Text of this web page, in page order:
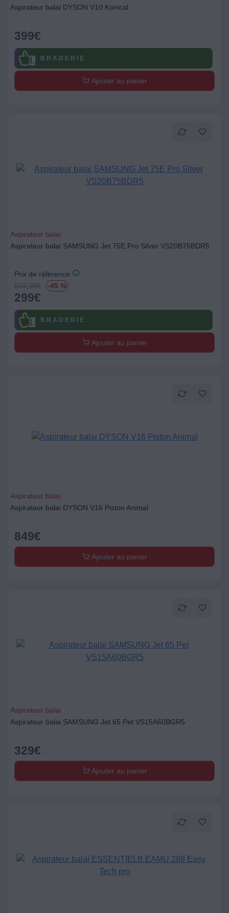
Aspirateur balai DYSON V10 Konical
399€
B R A D E R I E
Ajouter au panier
Aspirateur balai
Aspirateur balai SAMSUNG Jet 75E Pro Silver VS20B75BDR5
Prix de référence
549,99€ -45 %
299€
B R A D E R I E
Ajouter au panier
Aspirateur balai
Aspirateur balai DYSON V16 Piston Animal
849€
Ajouter au panier
Aspirateur balai
Aspirateur balai SAMSUNG Jet 65 Pet VS15A60BGR5
329€
Ajouter au panier